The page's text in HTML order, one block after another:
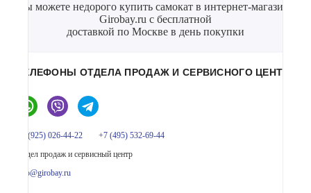
Вы можете недорого купить самокат в интернет-магазине
Girobay.ru с бесплатной
доставкой по Москве в день покупки
ТЕЛЕФОНЫ ОТДЕЛА ПРОДАЖ И СЕРВИСНОГО ЦЕНТРА
+7 (925) 026-44-22
+7 (495) 532-69-44
Отдел продаж и сервисный центр
info@girobay.ru